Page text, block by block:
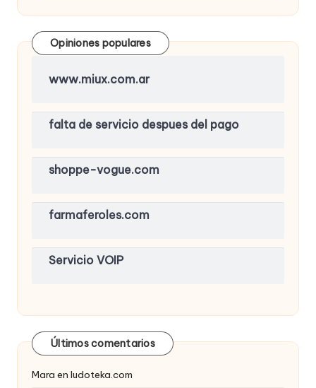
Opiniones populares
www.miux.com.ar
falta de servicio despues del pago
shoppe-vogue.com
farmaferoles.com
Servicio VOIP
Últimos comentarios
Mara en ludoteka.com